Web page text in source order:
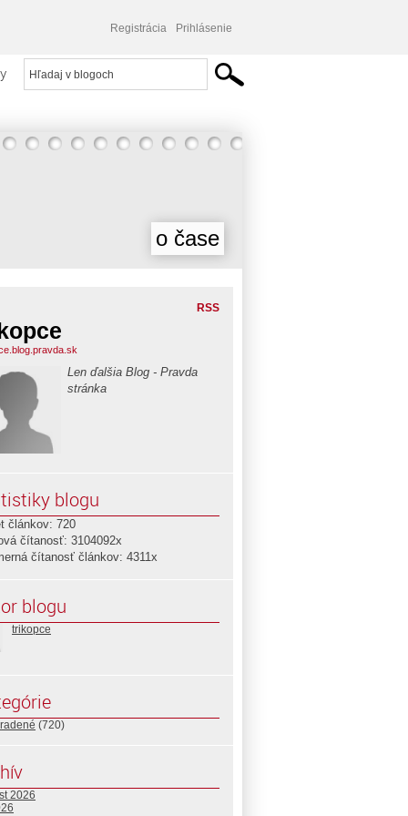
Registrácia Prihlásenie
o čase
RSS
Len ďalšia Blog - Pravda
stránka
blogu
článkov: 720
čítanosť: 3104092x
čítanosť článkov: 4311x
blogu
trikopce
(720)
2026